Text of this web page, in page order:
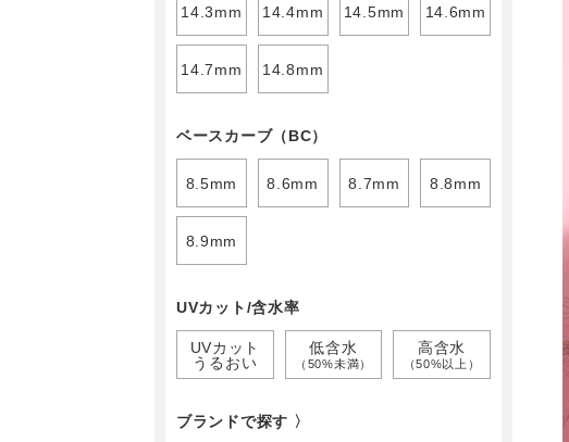
14.3mm 14.4mm 14.5mm 14.6mm
14.7mm 14.8mm
ベースカーブ（BC）
8.5mm 8.6mm 8.7mm 8.8mm
8.9mm
UVカット/含水率
UVカット
うるおい
低含水
（50%未満）
高含水
（50%以上）
ブランドで探す 〉